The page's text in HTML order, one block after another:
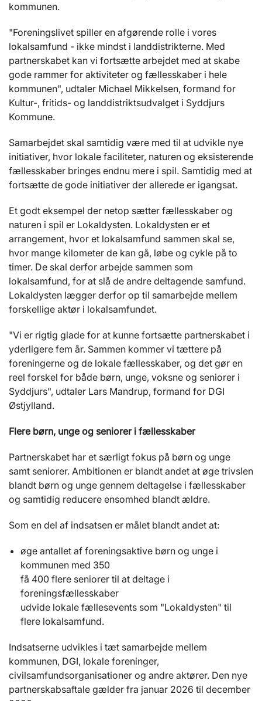
kommunen.
"Foreningslivet spiller en afgørende rolle i vores
lokalsamfund - ikke mindst i landdistrikterne. Med
partnerskabet kan vi fortsætte arbejdet med at skabe
gode rammer for aktiviteter og fællesskaber i hele
kommunen", udtaler Michael Mikkelsen, formand for
Kultur-, fritids- og landdistriktsudvalget i Syddjurs
Kommune.
Samarbejdet skal samtidig være med til at udvikle nye
initiativer, hvor lokale faciliteter, naturen og eksisterende
fællesskaber bringes endnu mere i spil. Samtidig med at
fortsætte de gode initiativer der allerede er igangsat.
Et godt eksempel der netop sætter fællesskaber og
naturen i spil er Lokaldysten. Lokaldysten er et
arrangement, hvor et lokalsamfund sammen skal se,
hvor mange kilometer de kan gå, løbe og cykle på to
timer. De skal derfor arbejde sammen som
lokalsamfund, for at slå de andre deltagende samfund.
Lokaldysten lægger derfor op til samarbejde mellem
forskellige aktør i lokalsamfundet.
"Vi er rigtig glade for at kunne fortsætte partnerskabet i
yderligere fem år. Sammen kommer vi tættere på
foreningerne og de lokale fællesskaber, og det gør en
reel forskel for både børn, unge, voksne og seniorer i
Syddjurs", udtaler Lars Mandrup, formand for DGI
Østjylland.
Flere børn, unge og seniorer i fællesskaber
Partnerskabet har et særligt fokus på børn og unge
samt seniorer. Ambitionen er blandt andet at øge trivslen
blandt børn og unge gennem deltagelse i fællesskaber
og samtidig reducere ensomhed blandt ældre.
Som en del af indsatsen er målet blandt andet at:
øge antallet af foreningsaktive børn og unge i
kommunen med 350
få 400 flere seniorer til at deltage i
foreningsfællesskaber
udvide lokale fællesevents som "Lokaldysten" til
flere lokalsamfund.
Indsatserne udvikles i tæt samarbejde mellem
kommunen, DGI, lokale foreninger,
civilsamfundsorganisationer og andre aktører. Den nye
partnerskabsaftale gælder fra januar 2026 til december